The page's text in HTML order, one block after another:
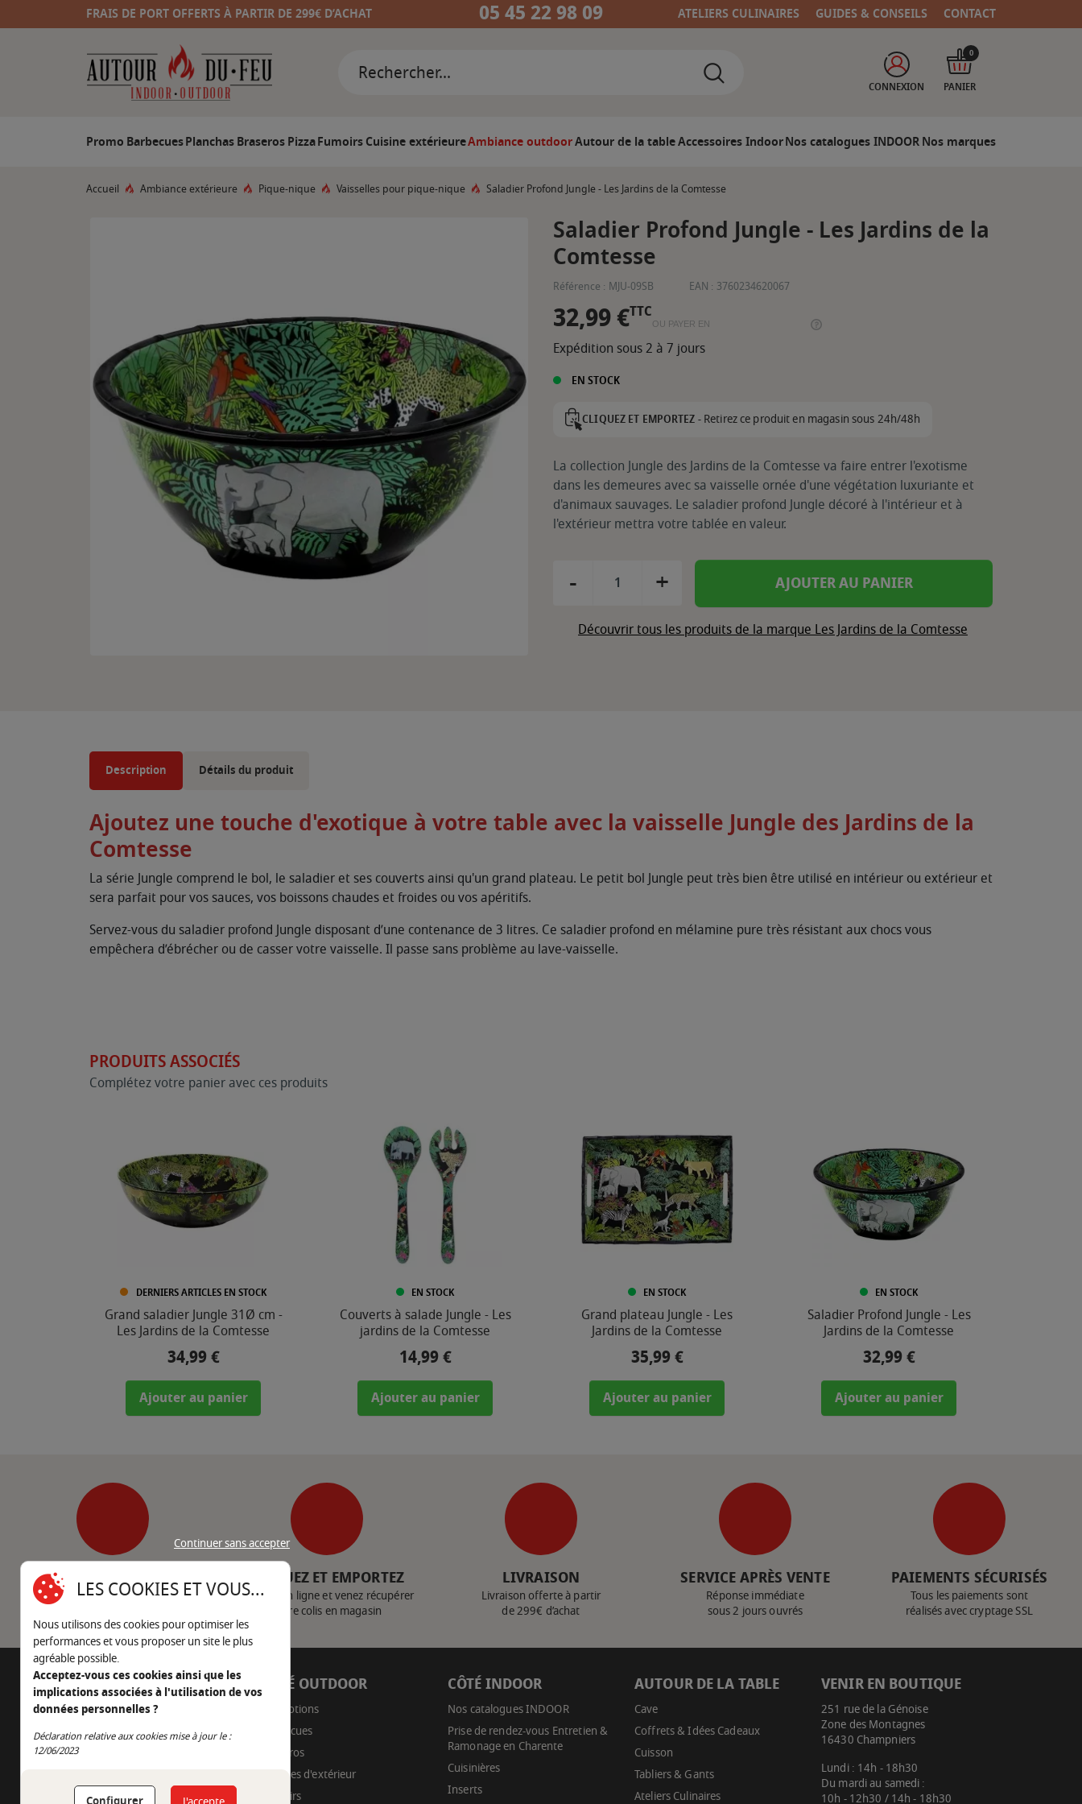
FRAIS DE PORT OFFERTS À PARTIR DE 299€ D’ACHAT 05 45 22 98 09 ATELIERS CULINAIRES GUIDES & CONSEILS CONTACT
CONNEXION PANIER
0
Promo BarbecuesPlanchasBraserosPizzaFumoirsCuisine extérieureAmbiance outdoorAutour de la tableAccessoires IndoorNos catalogues INDOORNos marques
Accueil Ambiance extérieure Pique-nique Vaisselles pour pique-nique Saladier Profond Jungle - Les Jardins de la Comtesse
Saladier Profond Jungle - Les Jardins de la
Comtesse
Référence : MJU-09SB EAN : 3760234620067
32,99 €TTC
OU PAYER EN
Expédition sous 2 à 7 jours
EN STOCK
CLIQUEZ ET EMPORTEZ -Retirez ce produit en magasin sous 24h/48h
La collection Jungle des Jardins de la Comtesse va faire entrer l'exotisme
dans les demeures avec sa vaisselle ornée d'une végétation luxuriante et
d'animaux sauvages. Le saladier profond Jungle décoré à l'intérieur et à
l'extérieur mettra votre tablée en valeur.
- + AJOUTER AU PANIER
Découvrir tous les produits de la marque Les Jardins de la Comtesse
Description Détails du produit
Ajoutez une touche d'exotique à votre table avec la vaisselle Jungle des Jardins de la
Comtesse
La série Jungle comprend le bol, le saladier et ses couverts ainsi qu'un grand plateau. Le petit bol Jungle peut très bien être utilisé en intérieur ou extérieur et
sera parfait pour vos sauces, vos boissons chaudes et froides ou vos apéritifs.
Servez-vous du saladier profond Jungle disposant d’une contenance de 3 litres. Ce saladier profond en mélamine pure très résistant aux chocs vous
empêchera d’ébrécher ou de casser votre vaisselle. Il passe sans problème au lave-vaisselle.
PRODUITS ASSOCIÉS
Complétez votre panier avec ces produits
DERNIERS ARTICLES EN STOCK
Grand saladier Jungle 31Ø cm -
Les Jardins de la Comtesse
Prix
34,99 €
Ajouter au panier
EN STOCK
Couverts à salade Jungle - Les
jardins de la Comtesse
Prix
14,99 €
Ajouter au panier
EN STOCK
Grand plateau Jungle - Les
Jardins de la Comtesse
Prix
35,99 €
Ajouter au panier
EN STOCK
Saladier Profond Jungle - Les
Jardins de la Comtesse
Prix
32,99 €
Ajouter au panier
SERVICE CLIENT
Nous contacter
CLIQUEZ ET EMPORTEZ
Achetez en ligne et venez récupérer
votre colis en magasin
LIVRAISON
Livraison offerte à partir
de 299€ d’achat
SERVICE APRÈS VENTE
Réponse immédiate
sous 2 jours ouvrés
PAIEMENTS SÉCURISÉS
Tous les paiements sont
réalisés avec cryptage SSL
AUTOUR DU FEU
05 45 22 98 09
Nous envoyer un e-mail
CÔTÉ OUTDOOR
Promotions
Barbecues
Braseros
Cuisines d'extérieur
Fumoirs
CÔTÉ INDOOR
Nos catalogues INDOOR
Prise de rendez-vous Entretien &
Ramonage en Charente
Cuisinières
Inserts
AUTOUR DE LA TABLE
Cave
Coffrets & Idées Cadeaux
Cuisson
Tabliers & Gants
Ateliers Culinaires
VENIR EN BOUTIQUE
251 rue de la Génoise
Zone des Montagnes
16430 Champniers
Lundi : 14h - 18h30
Du mardi au samedi :
10h - 12h30 / 14h - 18h30
Continuer sans accepter
LES COOKIES ET VOUS...
Nous utilisons des cookies pour optimiser les
performances et vous proposer un site le plus
agréable possible.
Acceptez-vous ces cookies ainsi que les
implications associées à l'utilisation de vos
données personnelles ?
Déclaration relative aux cookies mise à jour le :
12/06/2023